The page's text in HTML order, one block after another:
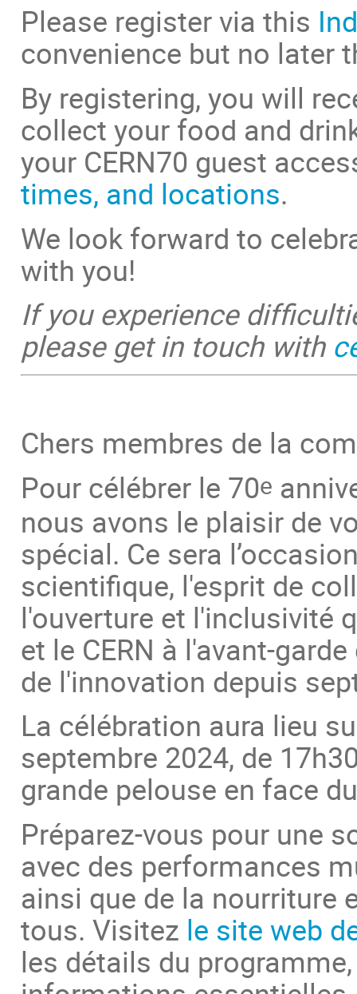
Please register via this
convenience but no later
By registering, you will
collect your food and
your CERN70 guest
times, and locations.
We look forward to
with you!
If you experience
please get in touch with
Chers membres de la
Pour célébrer le 70e
nous avons le plaisir de
spécial. Ce sera
scientifique, l'esprit de
l'ouverture et l'inclusivité
et le CERN à l'avant-
de l'innovation depuis
La célébration aura lieu
septembre 2024, de
grande pelouse en face
Préparez-vous pour une
avec des performances
ainsi que de la nourriture
tous. Visitez le site web
les détails du